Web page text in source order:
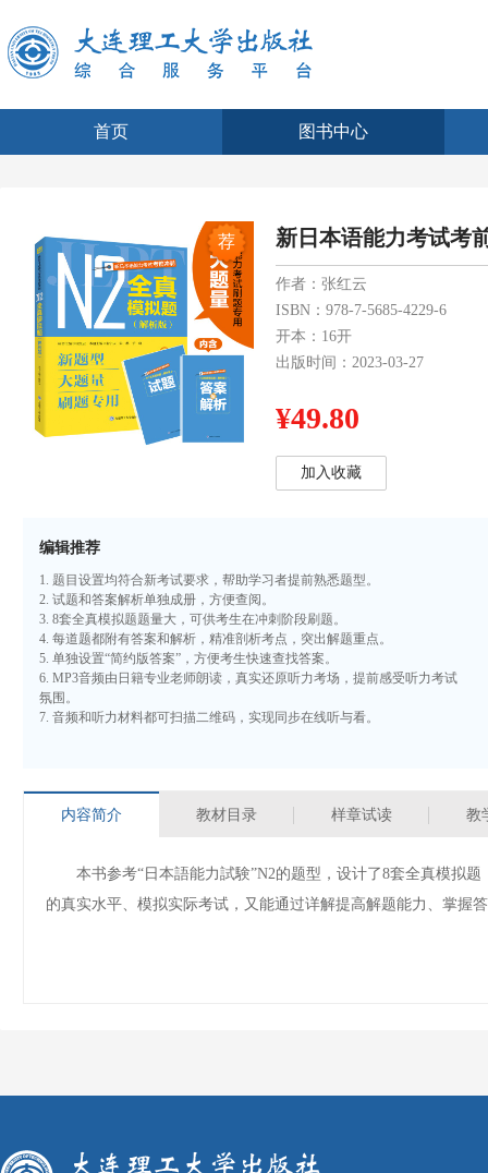
首页 图书中心
荐 新日本语能力考试考
作者：张红云
ISBN：978-7-5685-4229-6
开本：16开
出版时间：2023-03-27
¥49.80
加入收藏
编辑推荐
1. 题目设置均符合新考试要求，帮助学习者提前熟悉题型。
2. 试题和答案解析单独成册，方便查阅。
3. 8套全真模拟题题量大，可供考生在冲刺阶段刷题。
4. 每道题都附有答案和解析，精准剖析考点，突出解题重点。
5. 单独设置“简约版答案”，方便考生快速查找答案。
6. MP3音频由日籍专业老师朗读，真实还原听力考场，提前感受听力考试
氛围。
7. 音频和听力材料都可扫描二维码，实现同步在线听与看。
内容简介 教材目录 样章试读 教
本书参考“日本語能力試験”N2的题型，设计了8套全真模拟
的真实水平、模拟实际考试，又能通过详解提高解题能力、掌握